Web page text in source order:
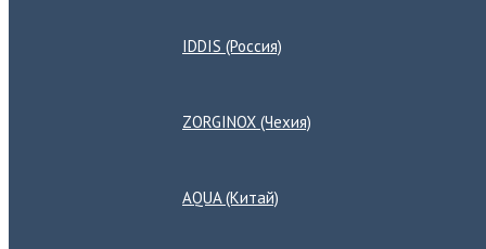
IDDIS (Россия)
ZORGINOX (Чехия)
AQUA (Китай)